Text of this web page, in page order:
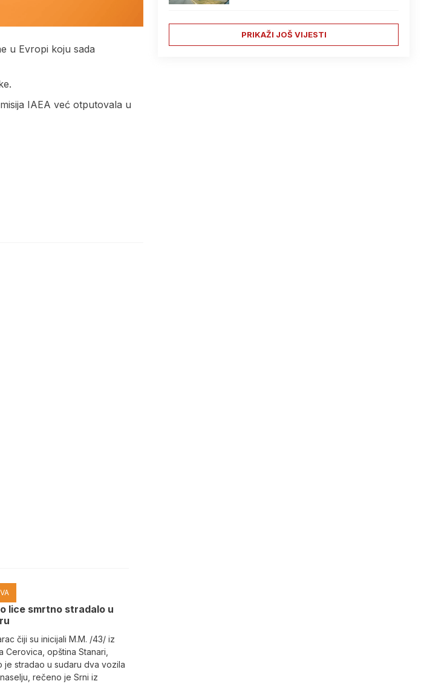
u Evropi koju sada
IAEA već otputovala u
lice smrtno stradalo u
čiji su inicijali M.M. /43/ iz
Cerovica, opština Stanari,
je stradao u sudaru dva vozila
rečeno je Srni iz
PRIKAŽI JOŠ VIJESTI